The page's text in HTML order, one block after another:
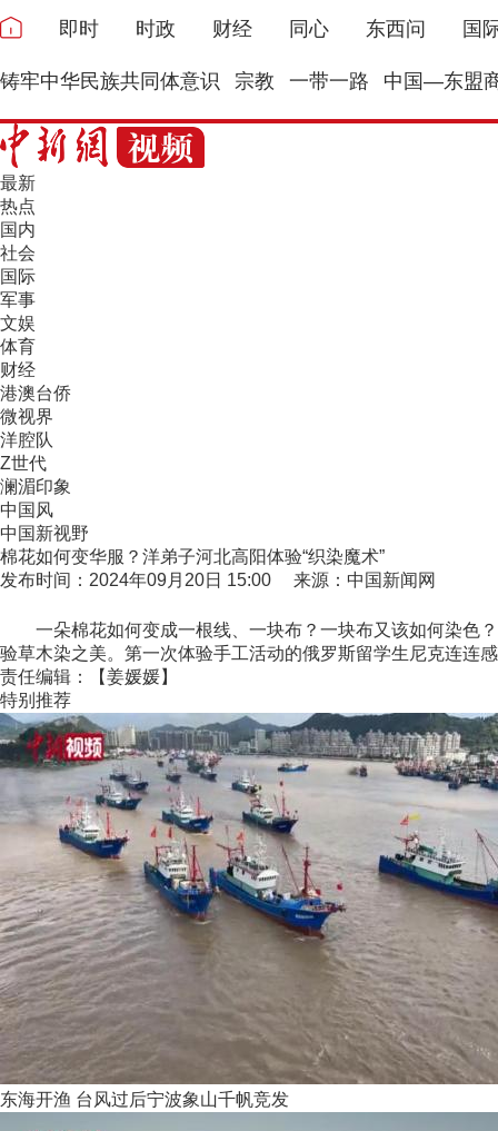
即时 时政 财经 同心 东西问 国
铸牢中华民族共同体意识 宗教 一带一路 中国—东盟
最新
热点
国内
社会
国际
军事
文娱
体育
财经
港澳台侨
微视界
洋腔队
Z世代
澜湄印象
中国风
中国新视野
棉花如何变华服？洋弟子河北高阳体验“织染魔术”
发布时间：2024年09月20日 15:00 来源：中国新闻网
一朵棉花如何变成一根线、一块布？一块布又该如何染色？
验草木染之美。第一次体验手工活动的俄罗斯留学生尼克连连
责任编辑：【姜媛媛】
特别推荐
东海开渔 台风过后宁波象山千帆竞发